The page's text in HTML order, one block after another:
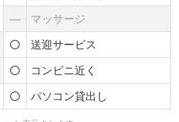
― マッサージ
送迎サービス
コンビニ近く
パソコン貸出し